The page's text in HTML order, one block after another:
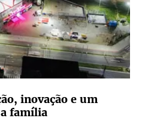
inovação e um
família